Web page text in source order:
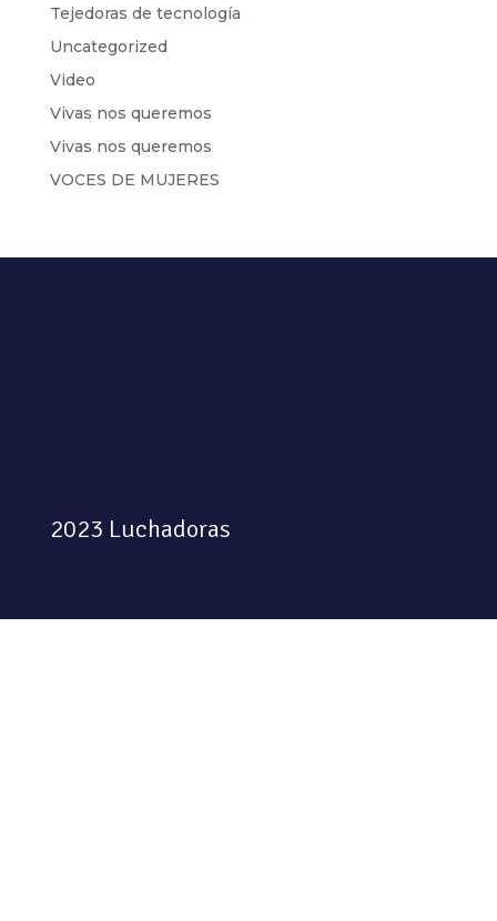
Tejedoras de tecnología
Uncategorized
Video
Vivas nos queremos
Vivas nos queremos
VOCES DE MUJERES
2023 Luchadoras